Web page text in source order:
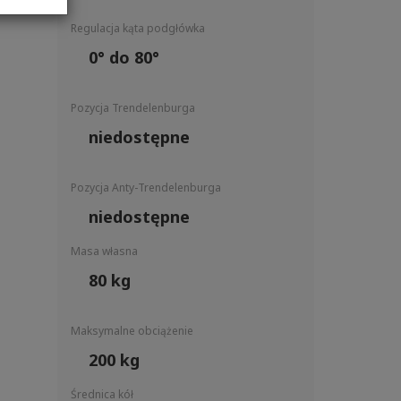
Regulacja kąta podgłówka
0° do 80°
Pozycja Trendelenburga
niedostępne
Pozycja Anty-Trendelenburga
niedostępne
Masa własna
80 kg
Maksymalne obciążenie
200 kg
Średnica kół